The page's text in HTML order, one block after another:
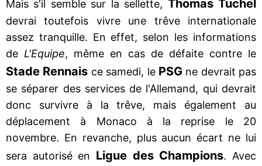
Mais s'il semble sur la sellette, Thomas Tuchel
devrai toutefois vivre une trêve internationale
assez tranquille. En effet, selon les informations
de L'Equipe, même en cas de défaite contre le
Stade Rennais ce samedi, le PSGne devrait pas
se séparer des services de l'Allemand, qui devrait
donc survivre à la trêve, mais également au
déplacement à Monaco à la reprise le 20
novembre. En revanche, plus aucun écart ne lui
sera autorisé en Ligue des Champions. Avec